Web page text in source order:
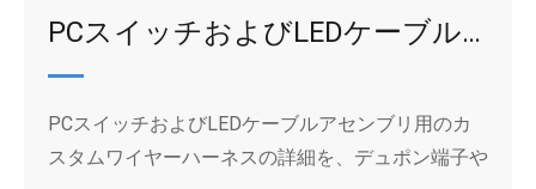
PCスイッチおよびLEDケーブルアセンブリ用のカスタムワイヤーハーネスを、購入者はどのように指定すべきでしょうか？
PCスイッチおよびLEDケーブルアセンブリ用のカ
スタムワイヤーハーネスの詳細を、デュポン端子や